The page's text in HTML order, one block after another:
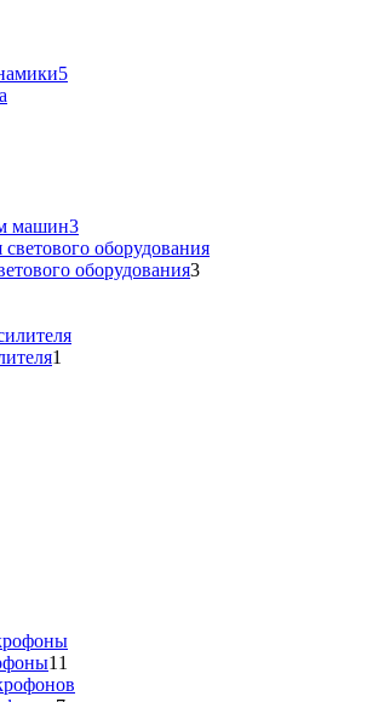
5
машин3
оборудования3
1
11